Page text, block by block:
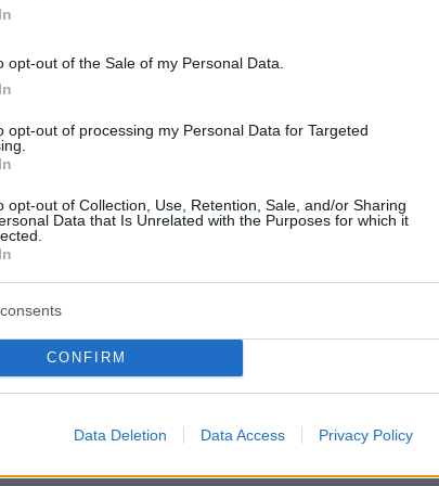
opt-out of the Sale of my Personal Data.
opt-out of processing my Personal Data for Targeted
opt-out of Collection, Use, Retention, Sale, and/or Sharing
Data that Is Unrelated with the Purposes for which it
CONFIRM
Data Deletion Data Access Privacy Policy
Νομικής Σχολής του Εθνικού και Καποδιστριακού
Αθηνών διοργάνωσε εκδήλωση με αντικείμενο «Η
της δικαστικής και της ακαδημαϊκής
η Νομική του πανεπιστημίου
UNIC Athens - Κόπηκαν οι
δύο μη κρατικών
δύο όχι από την Εθνική Αρχή Ανώτατης
των Νομικών Σχολών των μη κρατικών πανεπιστημίων
90